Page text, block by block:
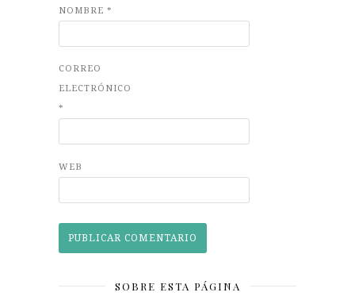
NOMBRE *
CORREO
ELECTRÓNICO
*
WEB
SOBRE ESTA PÁGINA